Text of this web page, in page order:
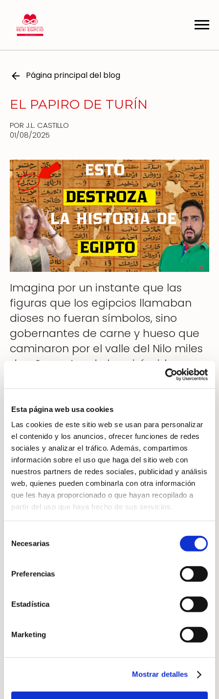
Esta página web usa cookies
Las cookies de este sitio web se usan para personalizar
el contenido y los anuncios, ofrecer funciones de redes
sociales y analizar el tráfico. Además, compartimos
información sobre el uso que haga del sitio web con
nuestros partners de redes sociales, publicidad y análisis
web, quienes pueden combinarla con otra información
que les haya proporcionado o que hayan recopilado a
partir del uso que haya hecho de sus servicios.
Necesarias
Preferencias
Estadística
Marketing
Mostrar detalles
Página principal del blog
EL PAPIRO DE TURÍN
POR J.L. CASTILLO
01/08/2025
Imagina por un instante que las
figuras que los egipcios llamaban
dioses no fueran símbolos, sino
gobernantes de carne y hueso que
caminaron por el valle del Nilo miles
de años antes de las pirámides.
Esa es la idea explosiva que aparece
en el enigmático Papiro de Turín, un
documento aceptado además por
la arqueología oficial.
Un registro real que enumera
reinados imposibles de miles de
años atrás.
estos nombres?
¿Qué nos dice la cronología sobre la
misteriosa “Época de los Seguidores
de Horus”?